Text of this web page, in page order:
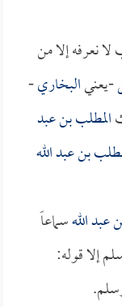
نعرفه إلا من
-يعنيالبخاري-
المطلب بن عبد
بن عبد الله
اللهسماعاً
إلا قوله: